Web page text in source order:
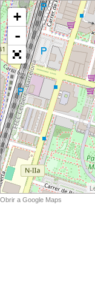
+
-
Obrir a Google Maps